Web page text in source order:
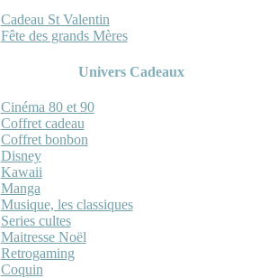
Cadeau St Valentin
Fête des grands Mères
Univers Cadeaux
Cinéma 80 et 90
Coffret cadeau
Coffret bonbon
Disney
Kawaii
Manga
Musique, les classiques
Series cultes
Maitresse Noël
Retrogaming
Coquin